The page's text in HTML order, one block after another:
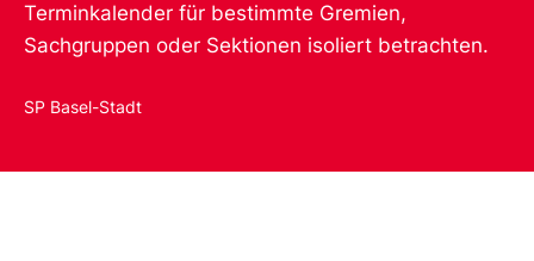
Terminkalender für bestimmte Gremien,
Sachgruppen oder Sektionen isoliert betrachten.
SP Basel-Stadt